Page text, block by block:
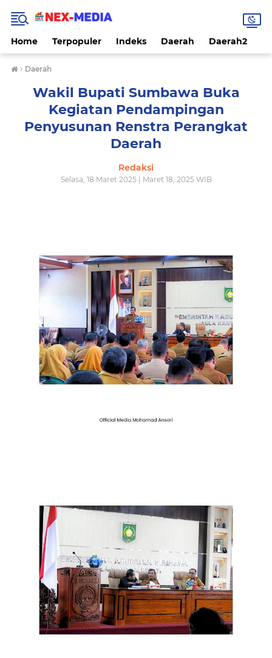
Home Terpopuler Indeks Daerah Daerah2
› Daerah
Wakil Bupati Sumbawa Buka
Kegiatan Pendampingan
Penyusunan Renstra Perangkat
Daerah
Redaksi
Selasa, 18 Maret 2025 | Maret 18, 2025 WIB